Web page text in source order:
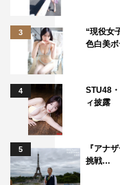
とになりました！！！
「Wing Teen宣伝部」
くい「non!PK」の魅
WEB
Wing Teen公式
https://
公式サイト：https://
この記事の写真
3
“現役女
色白美
4
STU48
ィ披露
5
『アナ
挑戦…